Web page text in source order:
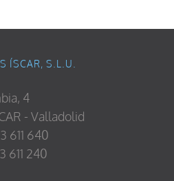
ÍSCAR, S.L.U.
4
- Valladolid
611 640
611 240